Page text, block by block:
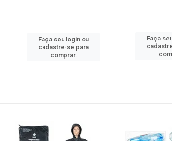
Faça seu login ou
cadastre-se para
comprar.
Faça